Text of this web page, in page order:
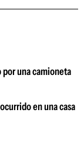
una camioneta
en una casa